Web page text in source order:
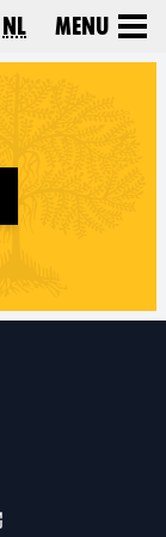
your
nl Menu